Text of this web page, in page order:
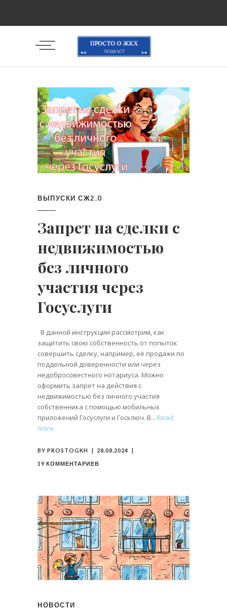
ВЫПУСКИ СЖ2.0
Запрет на сделки с
недвижимостью
без личного
участия через
Госуслуги
В данной инструкции рассмотрим, как
защитить свою собственность от попыток
совершить сделку, например, её продажи по
поддельной доверенности или через
недобросовестного нотариуса. Можно
оформить запрет на действия с
недвижимостью без личного участия
собственника с помощью мобильных
приложений Госуслуги и Госключ. В
Read
more
BY PROSTOGKH
28.08.2024
19 КОММЕНТАРИЕВ
НОВОСТИ